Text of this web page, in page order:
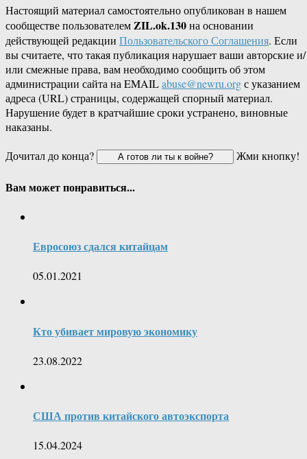
Настоящий материал самостоятельно опубликован в нашем
сообществе пользователемZIL.ok.130на основании
действующей редакции Пользовательского Соглашения. Если
вы считаете, что такая публикация нарушает ваши авторские и/
или смежные права, вам необходимо сообщить об этом
администрации сайта на EMAILabuse@newru.orgс указанием
адреса (URL) страницы, содержащей спорный материал.
Нарушение будет в кратчайшие сроки устранено, виновные
наказаны.
Дочитал до конца?
Жми кнопку!
Вам может понравиться...
Евросоюз сдался китайцам
05.01.2021
Кто убивает мировую экономику
23.08.2022
США против китайского автоэкспорта
15.04.2024